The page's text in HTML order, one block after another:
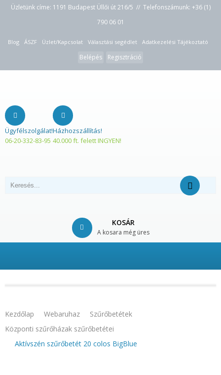
Üzletünk címe: 1191 Budapest Üllői út 216/5 // Telefonszámunk: +36 (1)
790 06 01
Blog ÁSZF Üzlet/Kapcsolat Választási segédlet Adatkezelési Tájékoztató
Belépés Regisztráció
Ügyfélszolgálat!
06-20-332-83-95
Házhozszállítás!
40.000 ft. felett INGYEN!
KOSÁR
A kosara még üres
Kezdőlap Webaruhaz
Szűrőbetétek
Központi szűrőházak szűrőbetétei
Aktívszén szűrőbetét 20 colos BigBlue